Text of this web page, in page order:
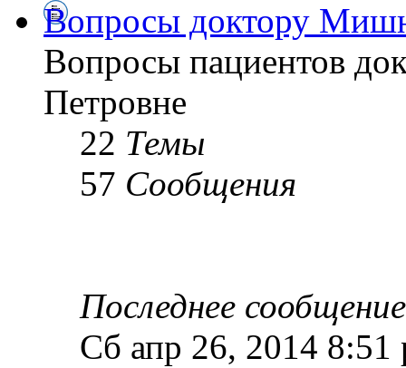
Вопросы доктору
Вопросы пациентов
Петровне
22 Темы
57 Сообщения
Последнее сообщение
Сб апр 26, 2014 8:51